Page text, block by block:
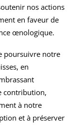
nos actions
en faveur de
œnologique.
poursuivre notre
en
contribution,
à notre
et à préserver